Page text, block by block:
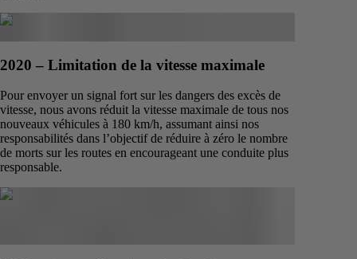
2020 – Limitation de la vitesse maximale
Pour envoyer un signal fort sur les dangers des excès de
vitesse, nous avons réduit la vitesse maximale de tous nos
nouveaux véhicules à 180 km/h, assumant ainsi nos
responsabilités dans l’objectif de réduire à zéro le nombre
de morts sur les routes en encourageant une conduite plus
responsable.